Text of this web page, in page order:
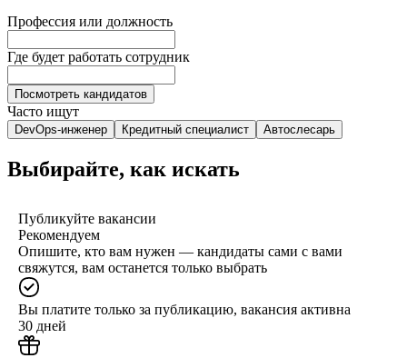
Профессия или должность
Где будет работать сотрудник
Посмотреть кандидатов
Часто ищут
DevOps-инженер Кредитный специалист Автослесарь
Выбирайте, как искать
Публикуйте вакансии
Рекомендуем
Опишите, кто вам нужен — кандидаты сами с вами
свяжутся, вам останется только выбрать
Вы платите только за публикацию, вакансия активна
30 дней